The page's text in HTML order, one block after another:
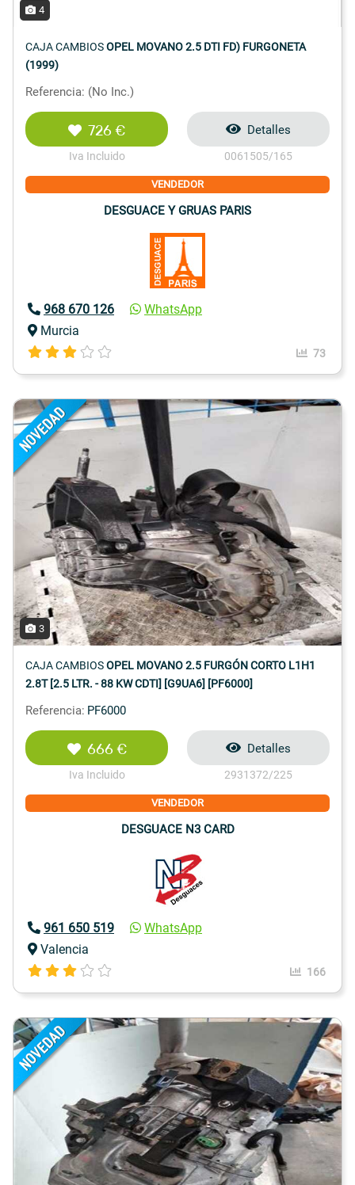
4
CAJA CAMBIOSOPEL MOVANO 2.5 DTI FD) FURGONETA
(1999)
Referencia: (No Inc.)
726 €
Iva Incluido
Detalles
0061505/165
VENDEDOR
DESGUACE Y GRUAS PARIS
968 670 126
WhatsApp
Murcia
73
3
CAJA CAMBIOSOPEL MOVANO 2.5 FURGÓN CORTO L1H1
2.8T [2.5 LTR. - 88 KW CDTI] [G9UA6] [PF6000]
Referencia: PF6000
666 €
Iva Incluido
Detalles
2931372/225
VENDEDOR
DESGUACE N3 CARD
961 650 519
WhatsApp
Valencia
166